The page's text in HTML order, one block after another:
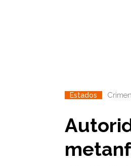
Estados